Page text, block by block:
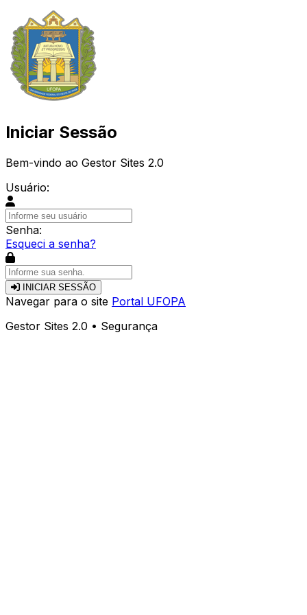
Iniciar Sessão
Bem-vindo ao Gestor Sites 2.0
Usuário:
Senha:
Esqueci a senha?
INICIAR SESSÃO
Navegar para o site Portal UFOPA
Gestor Sites 2.0 • Segurança